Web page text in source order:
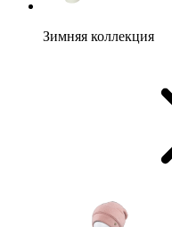
Зимняя коллекция